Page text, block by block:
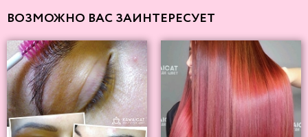
ВОЗМОЖНО ВАС ЗАИНТЕРЕСУЕТ